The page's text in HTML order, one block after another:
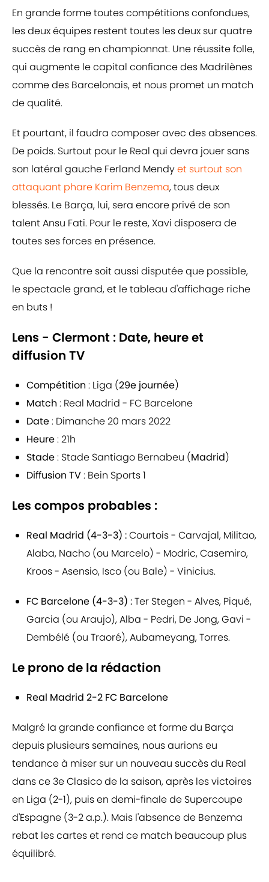
En grande forme toutes compétitions confondues,
les deux équipes restent toutes les deux sur quatre
succès de rang en championnat. Une réussite folle,
qui augmente le capital confiance des Madrilènes
comme des Barcelonais, et nous promet un match
de qualité.
Et pourtant, il faudra composer avec des absences.
De poids. Surtout pour le Real qui devra jouer sans
son latéral gauche Ferland Mendyet surtout son
attaquant phare Karim Benzema, tous deux
blessés. Le Barça, lui, sera encore privé de son
talent Ansu Fati. Pour le reste, Xavi disposera de
toutes ses forces en présence.
Que la rencontre soit aussi disputée que possible,
le spectacle grand, et le tableau d'affichage riche
en buts !
Lens - Clermont : Date, heure et
diffusion TV
Compétition : Liga (29e journée)
Match : Real Madrid - FC Barcelone
Date: Dimanche 20 mars 2022
Heure: 21h
Stade: Stade Santiago Bernabeu (Madrid)
Diffusion TV: Bein Sports 1
Les compos probables :
Real Madrid (4-3-3) :Courtois - Carvajal, Militao,
Alaba, Nacho (ou Marcelo) - Modric, Casemiro,
Kroos - Asensio, Isco (ou Bale) - Vinicius.
FC Barcelone (4-3-3) :Ter Stegen - Alves, Piqué,
Garcia (ou Araujo), Alba - Pedri, De Jong, Gavi -
Dembélé (ou Traoré), Aubameyang, Torres.
Le prono de la rédaction
Real Madrid 2-2 FC Barcelone
Malgré la grande confiance et forme du Barça
depuis plusieurs semaines, nous aurions eu
tendance à miser sur un nouveau succès du Real
dans ce 3e Clasico de la saison, après les victoires
en Liga (2-1), puis en demi-finale de Supercoupe
d'Espagne (3-2 a.p.). Mais l'absence de Benzema
rebat les cartes et rend ce match beaucoup plus
équilibré.